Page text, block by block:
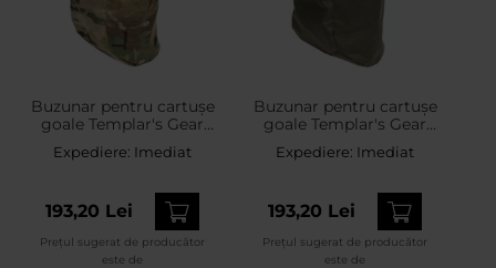
Buzunar pentru cartușe
goale Templar's Gear
Dump Bag Capax -
MultiCam
Expediere: Imediat
193,20 Lei
Prețul sugerat de producător
este de
Buzunar pentru cartușe
goale Templar's Gear
Dump Bag Capax -
Ranger Green
Expediere: Imediat
193,20 Lei
Prețul sugerat de producător
este de